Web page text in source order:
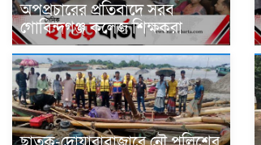
অপপ্রচারের প্রতিবাদে সরব
গোবিন্দগঞ্জ কলেজ শিক্ষকরা